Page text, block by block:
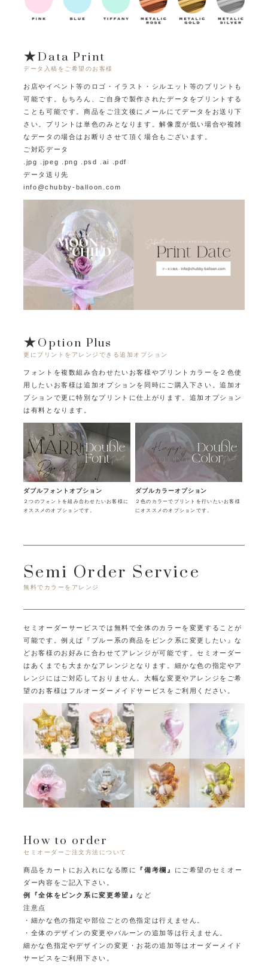
★Data Print
データ入稿をご希望のお客様
お店やイベント等のロゴ・イラスト・シルエット等のプリントも
可能です。
もちろん、ご自身で製作されたデータをプリントする
ことも可能です。商品をご注文後にメールにてデータをお送り下
さい。プリントは単色のみとなります。解像度が低い場合や複雑
なデータの場合はお断りさせて頂く場合もございます。
ご対応データ
.jpg .jpeg .png .psd .ai .pdf
データ送り先
info@chubby-balloon.com
★Option Plus
更にプリントをアレンジできる追加オプション
フォントを複数組み合わせたいお客様やプリントカラーを２色使
用したいお客様は追加オプションを同時にご購入下さい。追加オ
プションで更に特別なプリントに仕上がります。追加オプション
は有料となります。
ダブルフォントオプション
２つのフォントを組み合わせたいお客様に
オススメのオプションです。
ダブルカラーオプション
２色のカラーでプリントを行いたいお客様
にオススメのオプションです。
Semi Order Service
無料でカラーをアレンジ
セミオーダーサービスでは無料で全体のカラーを変更することが
可能です。例えば『ブルー系の商品をピンク系に変更したい』な
どお客様のお好みに合わせてアレンジが可能です。セミオーダー
はあくまでも大まかなアレンジとなります。 細かな色の指定やア
レンジにはご対応しておりません。大幅な変更やアレンジをご希
望のお客様はフルオーダーメイドサービスをご利用ください。
How to order
セミオーダーご注文方法について
商品をカートにお入れになる際に 『備考欄』
にご希望のセミオー
ダー内容をご記入下さい。
例『全体をピンク系に変更希望』など
注意点
・細かな色の指定や部位ごとの色指定は行えません。
・全体のデザインの変更やバルーンの追加等は行えません。
細かな色指定やデザインの変更・お花の追加等はオーダーメイド
サービスをご利用下さい。